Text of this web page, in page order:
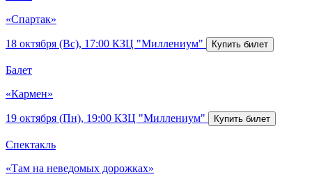
«Спартак»
18 октября (Вс), 17:00 КЗЦ "Миллениум"
Балет
«Кармен»
19 октября (Пн), 19:00 КЗЦ "Миллениум"
Спектакль
«Там на неведомых дорожках»